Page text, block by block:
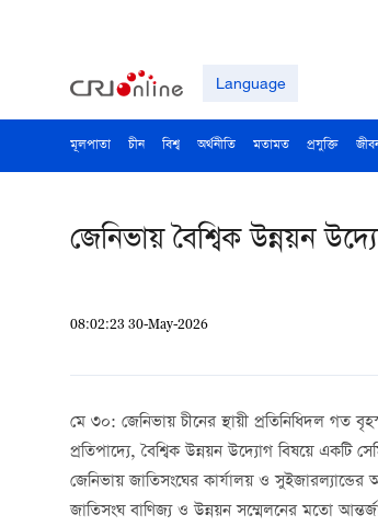
Language
মূলপাতা চীন বিশ্ব অর্থনীতি মতামত প্রযুক্তি
জেনিভায় বৈশ্বিক উন্নয়ন
08:02:23 30-May-2026
মে ৩০: জেনিভায় চীনের স্থায়ী প্রতিনিধিদল গত
প্রতিপাদ্যে, বৈশ্বিক উন্নয়ন উদ্যোগ বিষয়ে একটি
জেনিভায় জাতিসংঘের কার্যালয় ও সুইজারল্যান্ডের
জাতিসংঘ বাণিজ্য ও উন্নয়ন সম্মেলনের মতো